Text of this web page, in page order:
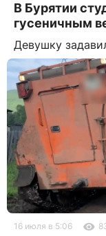
В Бурятии
гусеничным
Девушку
16 июля в 5:06